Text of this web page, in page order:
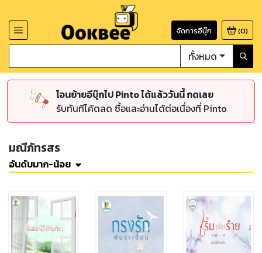
จัดการอีบุ๊ก (0)
ทั้งหมด
โอนย้ายอีบุ๊กไป Pinto ได้แล้ววันนี้ กดเลย
รับทันทีโค้ดลด ซื้อและอ่านได้ต่อเนื่องที่ Pinto
มณีภัทรสร
อันดับมาก-น้อย